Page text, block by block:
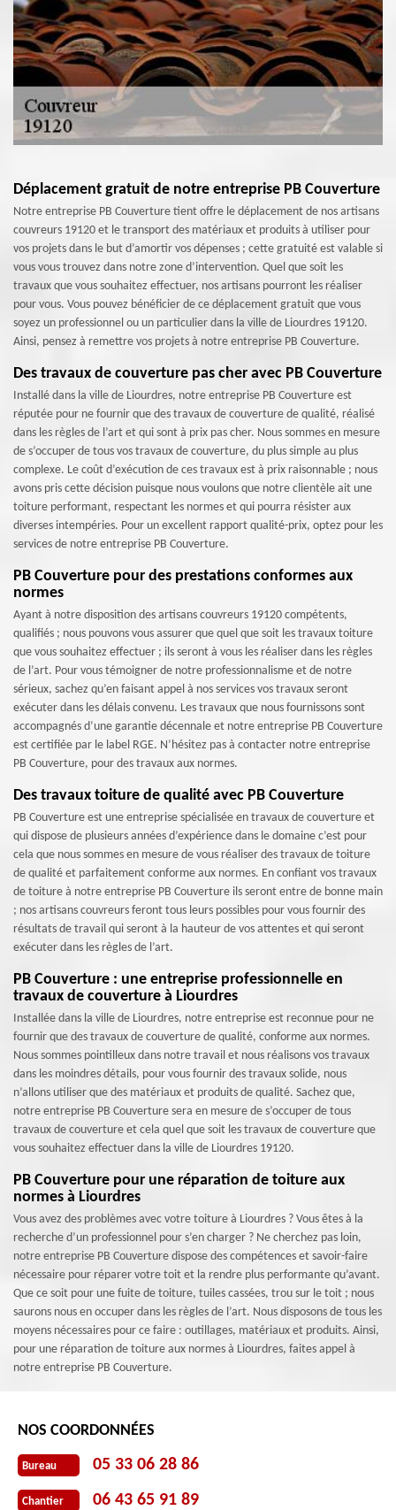
Déplacement gratuit de notre entreprise PB Couverture
Notre entreprise PB Couverture tient offre le déplacement de nos artisans
couvreurs 19120 et le transport des matériaux et produits à utiliser pour
vos projets dans le but d’amortir vos dépenses ; cette gratuité est valable si
vous vous trouvez dans notre zone d’intervention. Quel que soit les
travaux que vous souhaitez effectuer, nos artisans pourront les réaliser
pour vous. Vous pouvez bénéficier de ce déplacement gratuit que vous
soyez un professionnel ou un particulier dans la ville de Liourdres 19120.
Ainsi, pensez à remettre vos projets à notre entreprise PB Couverture.
Des travaux de couverture pas cher avec PB Couverture
Installé dans la ville de Liourdres, notre entreprise PB Couverture est
réputée pour ne fournir que des travaux de couverture de qualité, réalisé
dans les règles de l’art et qui sont à prix pas cher. Nous sommes en mesure
de s’occuper de tous vos travaux de couverture, du plus simple au plus
complexe. Le coût d’exécution de ces travaux est à prix raisonnable ; nous
avons pris cette décision puisque nous voulons que notre clientèle ait une
toiture performant, respectant les normes et qui pourra résister aux
diverses intempéries. Pour un excellent rapport qualité-prix, optez pour les
services de notre entreprise PB Couverture.
PB Couverture pour des prestations conformes aux
normes
Ayant à notre disposition des artisans couvreurs 19120 compétents,
qualifiés ; nous pouvons vous assurer que quel que soit les travaux toiture
que vous souhaitez effectuer ; ils seront à vous les réaliser dans les règles
de l’art. Pour vous témoigner de notre professionnalisme et de notre
sérieux, sachez qu’en faisant appel à nos services vos travaux seront
exécuter dans les délais convenu. Les travaux que nous fournissons sont
accompagnés d’une garantie décennale et notre entreprise PB Couverture
est certifiée par le label RGE. N’hésitez pas à contacter notre entreprise
PB Couverture, pour des travaux aux normes.
Des travaux toiture de qualité avec PB Couverture
PB Couverture est une entreprise spécialisée en travaux de couverture et
qui dispose de plusieurs années d’expérience dans le domaine c’est pour
cela que nous sommes en mesure de vous réaliser des travaux de toiture
de qualité et parfaitement conforme aux normes. En confiant vos travaux
de toiture à notre entreprise PB Couverture ils seront entre de bonne main
; nos artisans couvreurs feront tous leurs possibles pour vous fournir des
résultats de travail qui seront à la hauteur de vos attentes et qui seront
exécuter dans les règles de l’art.
PB Couverture : une entreprise professionnelle en
travaux de couverture à Liourdres
Installée dans la ville de Liourdres, notre entreprise est reconnue pour ne
fournir que des travaux de couverture de qualité, conforme aux normes.
Nous sommes pointilleux dans notre travail et nous réalisons vos travaux
dans les moindres détails, pour vous fournir des travaux solide, nous
n’allons utiliser que des matériaux et produits de qualité. Sachez que,
notre entreprise PB Couverture sera en mesure de s’occuper de tous
travaux de couverture et cela quel que soit les travaux de couverture que
vous souhaitez effectuer dans la ville de Liourdres 19120.
PB Couverture pour une réparation de toiture aux
normes à Liourdres
Vous avez des problèmes avec votre toiture à Liourdres ? Vous êtes à la
recherche d’un professionnel pour s’en charger ? Ne cherchez pas loin,
notre entreprise PB Couverture dispose des compétences et savoir-faire
nécessaire pour réparer votre toit et la rendre plus performante qu’avant.
Que ce soit pour une fuite de toiture, tuiles cassées, trou sur le toit ; nous
saurons nous en occuper dans les règles de l’art. Nous disposons de tous les
moyens nécessaires pour ce faire : outillages, matériaux et produits. Ainsi,
pour une réparation de toiture aux normes à Liourdres, faites appel à
notre entreprise PB Couverture.
NOS COORDONNÉES
Bureau 05 33 06 28 86
Chantier 06 43 65 91 89